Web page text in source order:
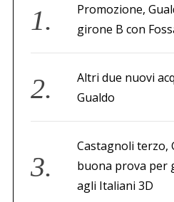
Promozione,
girone B con
Altri due nuovi
Gualdo
Castagnoli terzo,
buona prova per
agli Italiani 3D